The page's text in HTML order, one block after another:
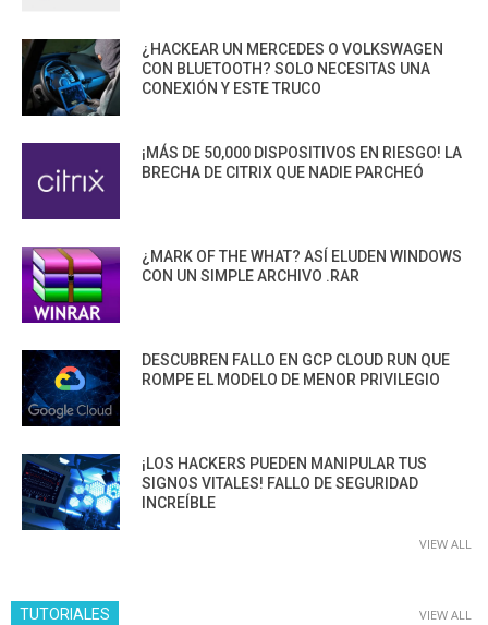
¿HACKEAR UN MERCEDES O VOLKSWAGEN
CON BLUETOOTH? SOLO NECESITAS UNA
CONEXIÓN Y ESTE TRUCO
¡MÁS DE 50,000 DISPOSITIVOS EN RIESGO! LA
BRECHA DE CITRIX QUE NADIE PARCHEÓ
¿MARK OF THE WHAT? ASÍ ELUDEN WINDOWS
CON UN SIMPLE ARCHIVO .RAR
DESCUBREN FALLO EN GCP CLOUD RUN QUE
ROMPE EL MODELO DE MENOR PRIVILEGIO
¡LOS HACKERS PUEDEN MANIPULAR TUS
SIGNOS VITALES! FALLO DE SEGURIDAD
INCREÍBLE
VIEW ALL
TUTORIALES VIEW ALL